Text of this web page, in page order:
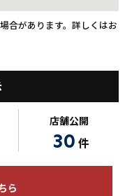
合があります。詳しくはお
店舗公開
30 件
ら